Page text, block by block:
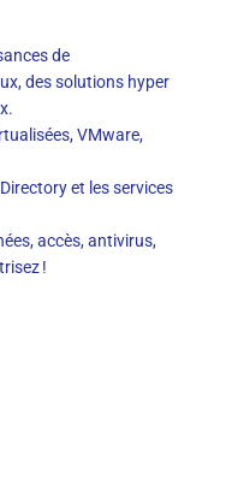
de
des solutions hyper
VMware,
et les services
accès, antivirus,
!